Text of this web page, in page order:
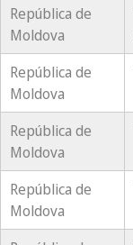
República de
Moldova
República de
Moldova
República de
Moldova
República de
Moldova